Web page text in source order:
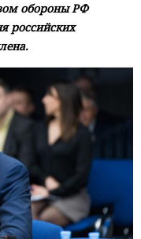
обороны РФ
российских